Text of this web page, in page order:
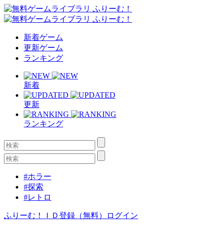
新着ゲーム
更新ゲーム
ランキング
新着
更新
ランキング
#ホラー
#探索
#レトロ
ふりーむ！ＩＤ登録（無料） ログイン